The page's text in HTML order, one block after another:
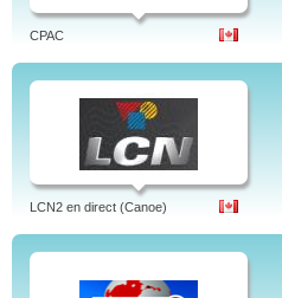
CPAC
LCN2 en direct (Canoe)